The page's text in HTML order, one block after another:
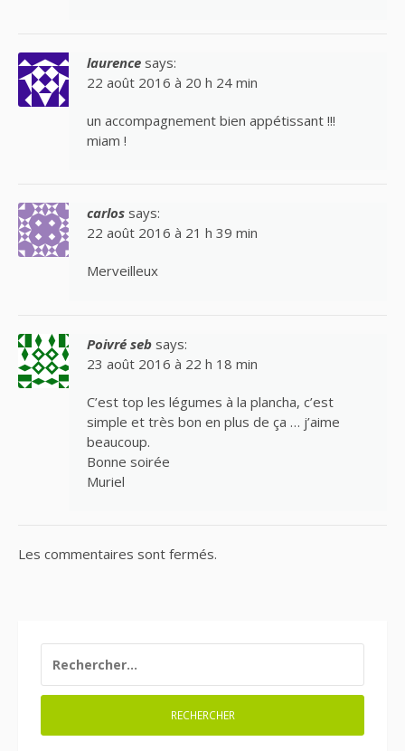
laurence says:
22 août 2016 à 20 h 24 min
un accompagnement bien appétissant !!!
miam !
carlos says:
22 août 2016 à 21 h 39 min
Merveilleux
Poivré seb says:
23 août 2016 à 22 h 18 min
C’est top les légumes à la plancha, c’est
simple et très bon en plus de ça … j’aime
beaucoup.
Bonne soirée
Muriel
Les commentaires sont fermés.